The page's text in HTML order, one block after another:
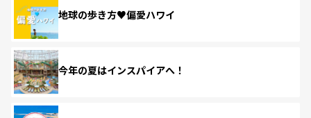
地球の歩き方♥偏愛ハワイ
今年の夏はインスパイアへ！